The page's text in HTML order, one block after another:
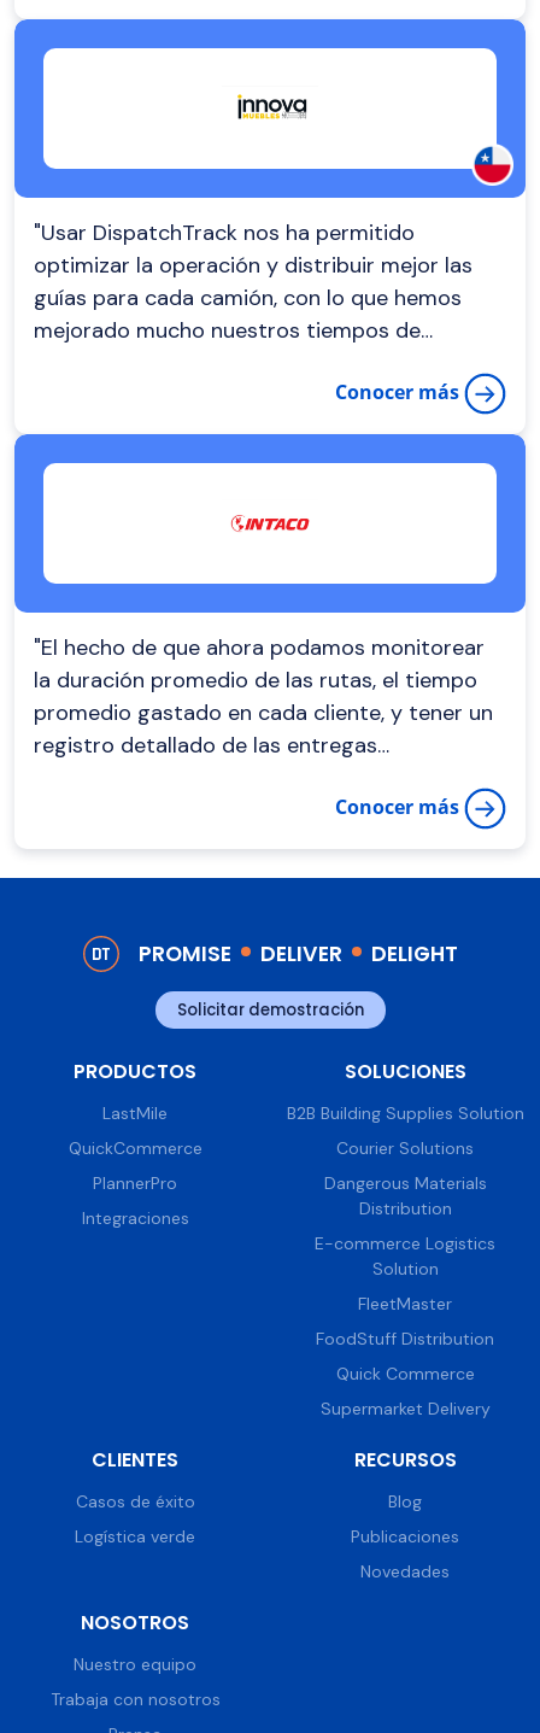
clientes, quienes aprecian la disponibilidad de
información en tiempo real sobre la ubicación
"Usar DispatchTrack nos ha permitido
optimizar la operación y distribuir mejor las
guías para cada camión, con lo que hemos
mejorado mucho nuestros tiempos de
Conocer más
"El hecho de que ahora podamos monitorear
la duración promedio de las rutas, el tiempo
promedio gastado en cada cliente, y tener un
registro detallado de las entregas
proporciona una base sólida para el análisis y
la mejora continua. Además, las herramientas
están generando información valiosa que
Conocer más
PROMISE DELIVER DELIGHT
Solicitar demostración
PRODUCTOS
LastMile
QuickCommerce
PlannerPro
Integraciones
SOLUCIONES
B2B Building Supplies Solution
Courier Solutions
Dangerous Materials
Distribution
E-commerce Logistics
Solution
FleetMaster
FoodStuff Distribution
Quick Commerce
Supermarket Delivery
CLIENTES
Casos de éxito
Logística verde
RECURSOS
Blog
Publicaciones
Novedades
NOSOTROS
Nuestro equipo
Trabaja con nosotros